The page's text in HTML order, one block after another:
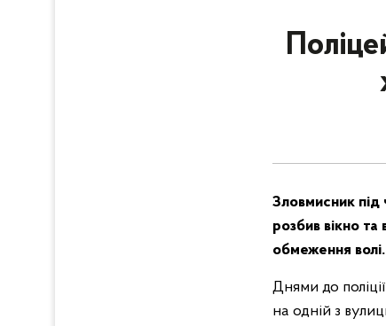
Зловмисник під
розбив вікно
обмеження волі.
Днями до
на одній з